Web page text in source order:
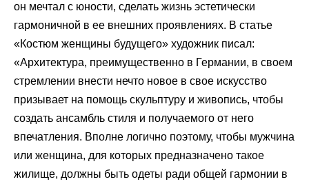
он мечтал с юности, сделать жизнь эстетически
гармоничной в ее внешних проявлениях. В статье
«Костюм женщины будущего» художник писал:
«Архитектура, преимущественно в Германии, в своем
стремлении внести нечто новое в свое искусство
призывает на помощь скульптуру и живопись, чтобы
создать ансамбль стиля и получаемого от него
впечатления. Вполне логично поэтому, чтобы мужчина
или женщина, для которых предназначено такое
жилище, должны быть одеты ради общей гармонии в